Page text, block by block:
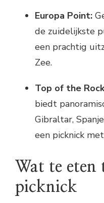
Europa Point:
de zuidelijkste
een prachtig
Zee.
Top of the
biedt
Gibraltar,
een picknick
Wat te eten
picknick